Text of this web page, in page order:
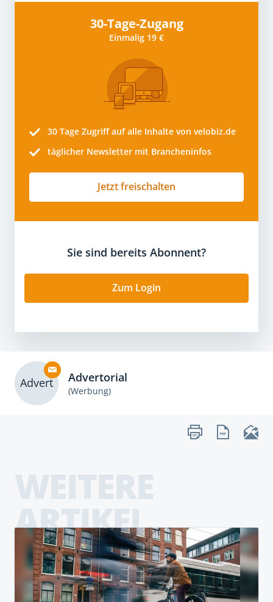
30-Tage-Zugang
Einmalig 19 €
30 Tage Zugriff auf alle Inhalte von velobiz.de
täglicher Newsletter mit Brancheninfos
Jetzt freischalten
Sie sind bereits Abonnent?
Zum Login
Advert Advertorial
(Werbung)
ARTIKEL